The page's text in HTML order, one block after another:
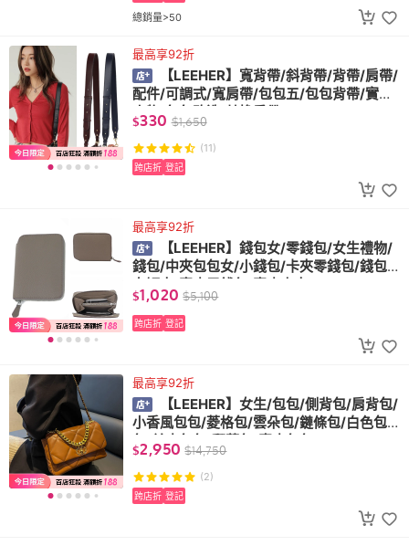
總銷量>50
最高享92折
【LEEHER】寬背帶/斜背帶/背帶/肩帶/
配件/可調式/寬肩帶/包包五/包包背帶/實用
小物/包包改造/替換肩帶
$330 $1,650
(11)
跨店折 登記
最高享92折
【LEEHER】錢包女/零錢包/女生禮物/
錢包/中夾包包女/小錢包/卡夾零錢包/錢包
女短夾/真皮零錢包/真皮中夾
$1,020 $5,100
跨店折 登記
最高享92折
【LEEHER】女生/包包/側背包/肩背包/
小香風包包/菱格包/雲朵包/鏈條包/白色包
包/羊皮包包/翻蓋包/真皮包包
$2,950 $14,750
(2)
跨店折 登記